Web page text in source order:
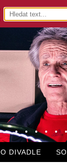
O DIVADLE